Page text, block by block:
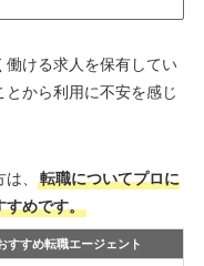
働ける求人を保有してい
から利用に不安を感じ
、
転職についてプロに
すめです。
すすめ転職エージェント